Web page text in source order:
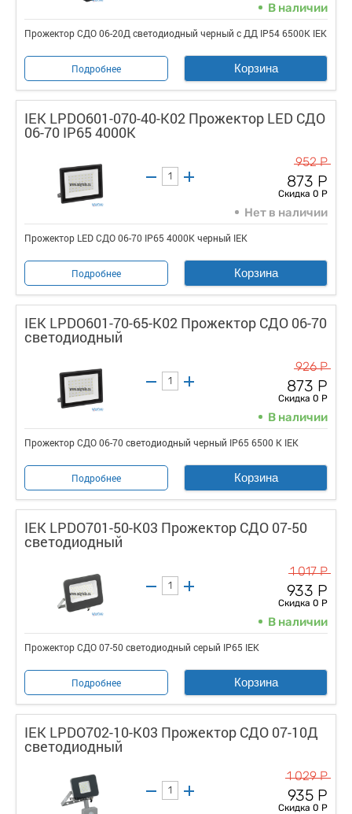
В наличии
Прожектор СДО 06-20Д светодиодный черный с ДД IP54 6500K IEK
Подробнее Корзина
IEK LPDO601-070-40-K02 Прожектор LED СДО
06-70 IP65 4000К
952 Р
873 Р
Скидка 0 Р
Нет в наличии
Прожектор LED СДО 06-70 IP65 4000К черный IEK
Подробнее Корзина
IEK LPDO601-70-65-K02 Прожектор СДО 06-70
светодиодный
926 Р
873 Р
Скидка 0 Р
В наличии
Прожектор СДО 06-70 светодиодный черный IP65 6500 K IEK
Подробнее Корзина
IEK LPDO701-50-K03 Прожектор СДО 07-50
светодиодный
1 017 Р
933 Р
Скидка 0 Р
В наличии
Прожектор СДО 07-50 светодиодный серый IP65 IEK
Подробнее Корзина
IEK LPDO702-10-K03 Прожектор СДО 07-10Д
светодиодный
1 029 Р
935 Р
Скидка 0 Р